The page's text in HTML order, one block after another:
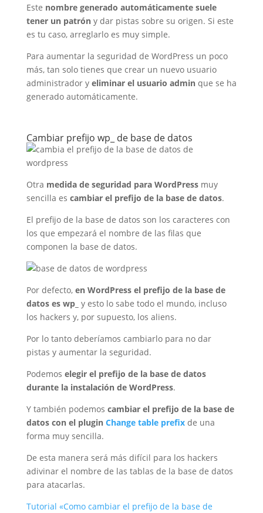
Este nombre generado automáticamente suele
tener un patróny dar pistas sobre su origen. Si este
es tu caso, arreglarlo es muy simple.
Para aumentar la seguridad de WordPress un poco
más, tan solo tienes que crear un nuevo usuario
administrador y eliminar el usuario adminque se ha
generado automáticamente.
Cambiar prefijo wp_ de base de datos
Otra medida de seguridad para WordPressmuy
sencilla es cambiar el prefijo de la base de datos.
El prefijo de la base de datos son los caracteres con
los que empezará el nombre de las filas que
componen la base de datos.
Por defecto, en WordPress el prefijo de la base de
datos es wp_ y esto lo sabe todo el mundo, incluso
los hackers y, por supuesto, los aliens.
Por lo tanto deberíamos cambiarlo para no dar
pistas y aumentar la seguridad.
Podemos elegir el prefijo de la base de datos
durante la instalación de WordPress.
Y también podemos cambiar el prefijo de la base de
datos con el plugin Change table prefix de una
forma muy sencilla.
De esta manera será más difícil para los hackers
adivinar el nombre de las tablas de la base de datos
para atacarlas.
Tutorial «Como cambiar el prefijo de la base de